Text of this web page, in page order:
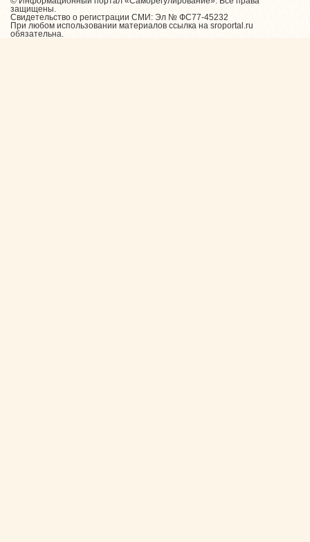
защищены.
Свидетельство о регистрации СМИ: Эл № ФС77-45232
При любом использовании материалов ссылка на sroportal.ru
обязательна.